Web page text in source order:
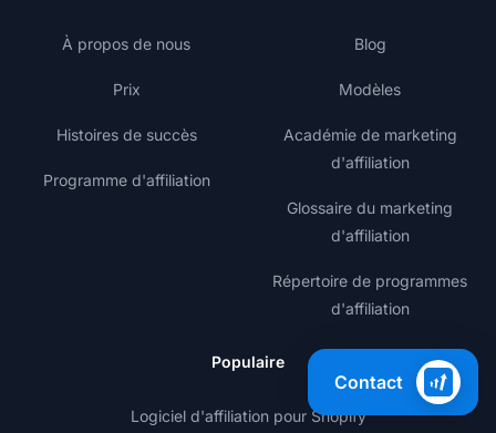
À propos de nous
Prix
Histoires de succès
Programme d'affiliation
Blog
Modèles
Académie de marketing
d'affiliation
Glossaire du marketing
d'affiliation
Répertoire de programmes
d'affiliation
Populaire
Logiciel d'affiliation pour Shopify
Contact